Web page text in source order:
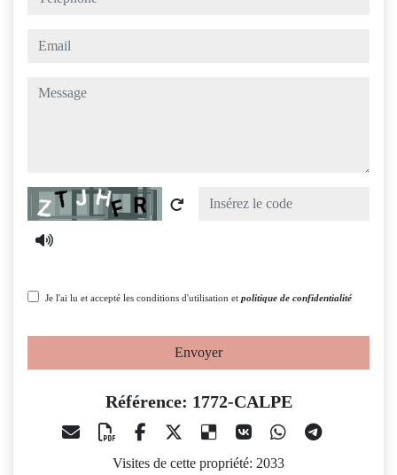
email
message
Captcha
Je l'ai lu et accepté les conditions d'utilisation et politique de confidentialité
Envoyer
Référence: 1772-CALPE
Visites de cette propriété: 2033